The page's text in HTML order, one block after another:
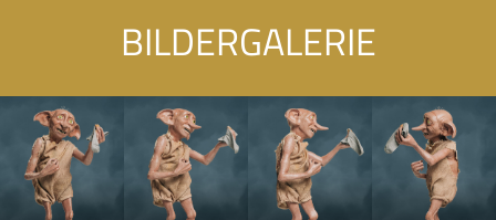
BILDERGALERIE